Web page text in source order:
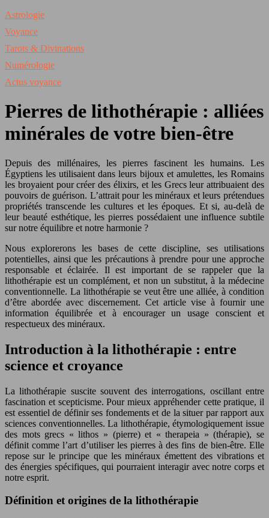
Astrologie
Voyance
Tarots & Divinations
Numérologie
Actus voyance
Pierres de lithothérapie : alliées
minérales de votre bien-être
Depuis des millénaires, les pierres fascinent les humains. Les
Égyptiens les utilisaient dans leurs bijoux et amulettes, les Romains
les broyaient pour créer des élixirs, et les Grecs leur attribuaient des
pouvoirs de guérison. L’attrait pour les minéraux et leurs prétendues
propriétés transcende les cultures et les époques. Et si, au-delà de
leur beauté esthétique, les pierres possédaient une influence subtile
sur notre équilibre et notre harmonie ?
Nous explorerons les bases de cette discipline, ses utilisations
potentielles, ainsi que les précautions à prendre pour une approche
responsable et éclairée. Il est important de se rappeler que la
lithothérapie est un complément, et non un substitut, à la médecine
conventionnelle. La lithothérapie se veut être une alliée, à condition
d’être abordée avec discernement. Cet article vise à fournir une
information équilibrée et à encourager un usage conscient et
respectueux des minéraux.
Introduction à la lithothérapie : entre
science et croyance
La lithothérapie suscite souvent des interrogations, oscillant entre
fascination et scepticisme. Pour mieux appréhender cette pratique, il
est essentiel de définir ses fondements et de la situer par rapport aux
sciences conventionnelles. La lithothérapie, étymologiquement issue
des mots grecs « lithos » (pierre) et « therapeia » (thérapie), se
définit comme l’art d’utiliser les pierres à des fins de bien-être. Elle
repose sur le principe que les minéraux émettent des vibrations et
des énergies spécifiques, qui pourraient interagir avec notre corps et
notre esprit.
Définition et origines de la lithothérapie